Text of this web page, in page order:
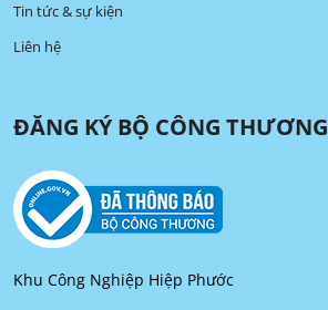
Tin tức & sự kiện
Liên hệ
ĐĂNG KÝ BỘ CÔNG THƯƠNG
Khu Công Nghiệp Hiệp Phước